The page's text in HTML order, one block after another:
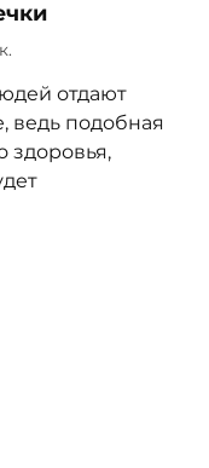
отдают
ведь подобная
здоровья,